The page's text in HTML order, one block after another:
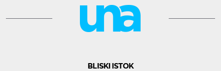
BLISKI ISTOK